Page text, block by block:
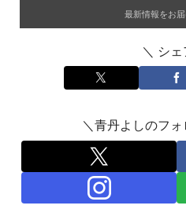
最新情報をお届
＼ シェ
＼青丹よしのフ